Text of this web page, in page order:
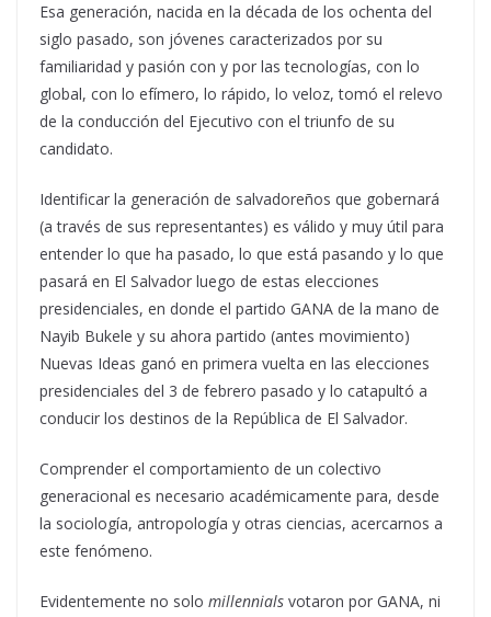
Esa generación, nacida en la década de los ochenta del
siglo pasado, son jóvenes caracterizados por su
familiaridad y pasión con y por las tecnologías, con lo
global, con lo efímero, lo rápido, lo veloz, tomó el relevo
de la conducción del Ejecutivo con el triunfo de su
candidato.
Identificar la generación de salvadoreños que gobernará
(a través de sus representantes) es válido y muy útil para
entender lo que ha pasado, lo que está pasando y lo que
pasará en El Salvador luego de estas elecciones
presidenciales, en donde el partido GANA de la mano de
Nayib Bukele y su ahora partido (antes movimiento)
Nuevas Ideas ganó en primera vuelta en las elecciones
presidenciales del 3 de febrero pasado y lo catapultó a
conducir los destinos de la República de El Salvador.
Comprender el comportamiento de un colectivo
generacional es necesario académicamente para, desde
la sociología, antropología y otras ciencias, acercarnos a
este fenómeno.
Evidentemente no solo millennials votaron por GANA, ni